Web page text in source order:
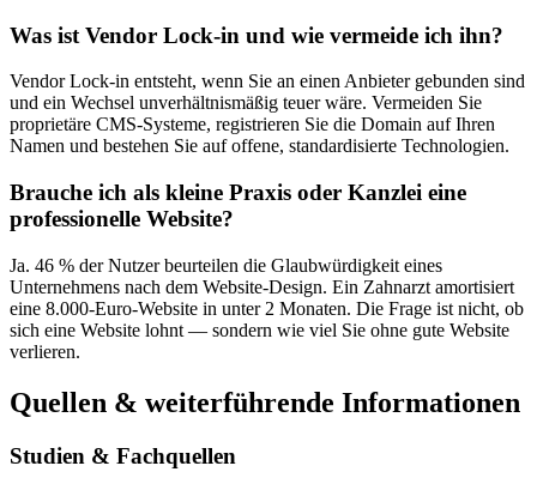
Was ist Vendor Lock-in und wie vermeide ich ihn?
Vendor Lock-in entsteht, wenn Sie an einen Anbieter gebunden sind
und ein Wechsel unverhältnismäßig teuer wäre. Vermeiden Sie
proprietäre CMS-Systeme, registrieren Sie die Domain auf Ihren
Namen und bestehen Sie auf offene, standardisierte Technologien.
Brauche ich als kleine Praxis oder Kanzlei eine
professionelle Website?
Ja. 46 % der Nutzer beurteilen die Glaubwürdigkeit eines
Unternehmens nach dem Website-Design. Ein Zahnarzt amortisiert
eine 8.000-Euro-Website in unter 2 Monaten. Die Frage ist nicht, ob
sich eine Website lohnt — sondern wie viel Sie ohne gute Website
verlieren.
Quellen & weiterführende Informationen
Studien & Fachquellen